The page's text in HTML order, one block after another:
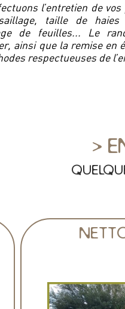
l’entretien de
taille de
de feuilles... Le
ainsi que la remise en
respectueuses de
>